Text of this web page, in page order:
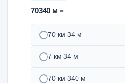
70340 м =
70 км 34 м
7 км 34 м
70 км 340 м